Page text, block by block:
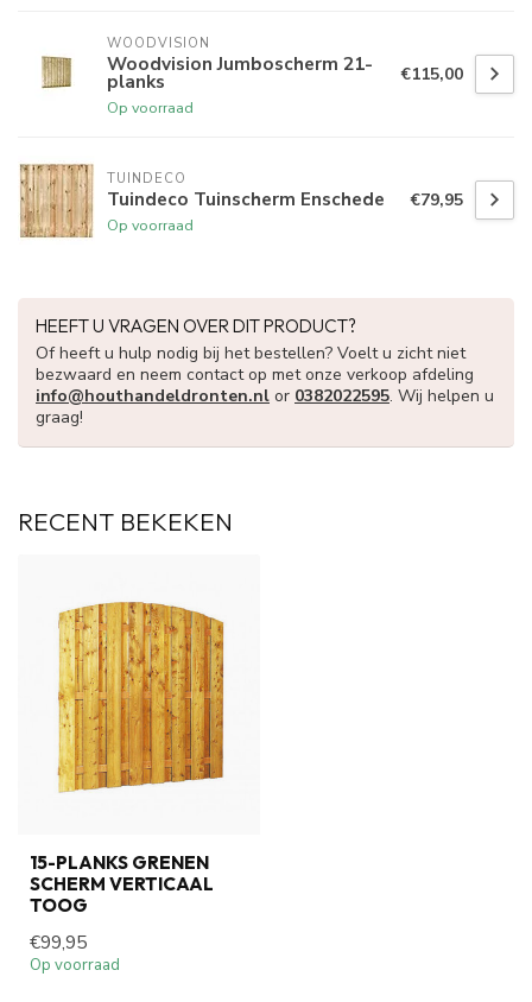
WOODVISION
Woodvision Jumboscherm 21-
planks
Op voorraad
€115,00
TUINDECO
Tuindeco Tuinscherm Enschede
Op voorraad
€79,95
HEEFT U VRAGEN OVER DIT PRODUCT?
Of heeft u hulp nodig bij het bestellen? Voelt u zicht niet
bezwaard en neem contact op met onze verkoop afdeling
info@houthandeldronten.nl or 0382022595. Wij helpen u
graag!
RECENT BEKEKEN
15-PLANKS GRENEN
SCHERM VERTICAAL
TOOG
€99,95
Op voorraad